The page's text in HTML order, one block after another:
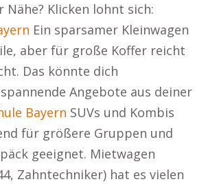
Nähe? Klicken lohnt sich:
Ein sparsamer Kleinwagen
aber für große Koffer reicht
Das könnte dich
Angebote aus deiner
Bayern SUVs und Kombis
für größere Gruppen und
geeignet. Mietwagen
Zahntechniker) hat es vielen